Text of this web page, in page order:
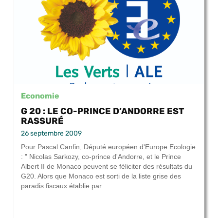
Economie
G 20 : LE CO-PRINCE D’ANDORRE EST
RASSURÉ
26 septembre 2009
Pour Pascal Canfin, Député européen d'Europe Ecologie
: " Nicolas Sarkozy, co-prince d'Andorre, et le Prince
Albert II de Monaco peuvent se féliciter des résultats du
G20. Alors que Monaco est sorti de la liste grise des
paradis fiscaux établie par...